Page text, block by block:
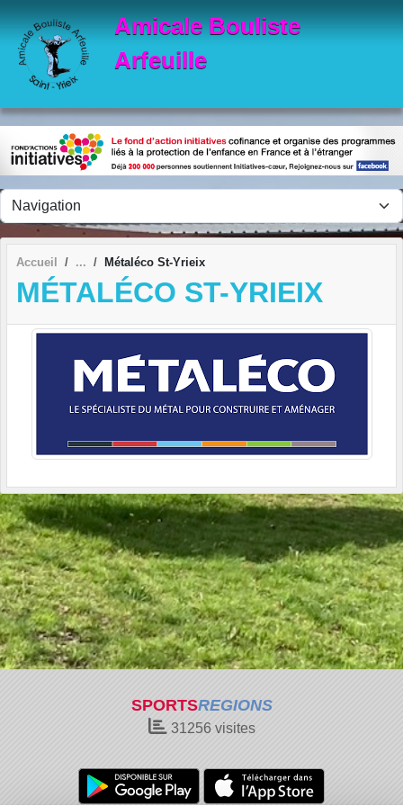
Amicale Bouliste
Arfeuille
Accueil Métaléco St-Yrieix
MÉTALÉCO ST-YRIEIX
SPORTSREGIONS
31256visites